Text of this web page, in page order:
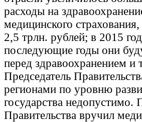
расходы на
медицинского
2,5 трлн. рублей; в 2015
последующие годы они
перед здравоохранением
Председатель
регионами по уровню
государства недопустимо.
Правительства вручил